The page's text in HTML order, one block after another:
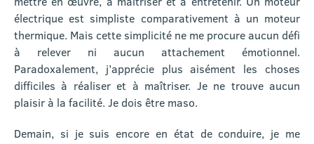
électrique est simpliste comparativement à un moteur
thermique. Mais cette simplicité ne me procure aucun défi
à relever ni aucun attachement émotionnel.
Paradoxalement, j’apprécie plus aisément les choses
difficiles à réaliser et à maîtriser. Je ne trouve aucun
plaisir à la facilité. Je dois être maso.
Demain, si je suis encore en état de conduire, je me